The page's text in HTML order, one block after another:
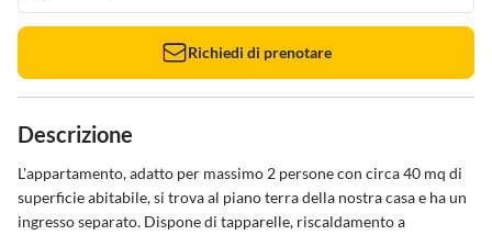
Richiedi di prenotare
Descrizione
L'appartamento, adatto per massimo 2 persone con circa 40 mq di
superficie abitabile, si trova al piano terra della nostra casa e ha un
ingresso separato. Dispone di tapparelle, riscaldamento a